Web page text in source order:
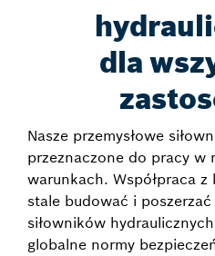
dla
Nasze przemysłowe
przeznaczone do pracy w
warunkach. Współpraca
stale budować i
siłowników
globalne normy